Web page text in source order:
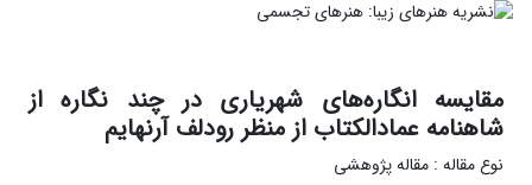
مقایسه انگاره‌های شهریاری در چند نگاره از
شاهنامه عمادالکتاب از منظر رودلف آرنهایم
نوع مقاله : مقاله پژوهشی